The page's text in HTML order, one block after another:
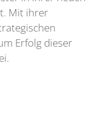
Mit ihrer
Erfolg dieser